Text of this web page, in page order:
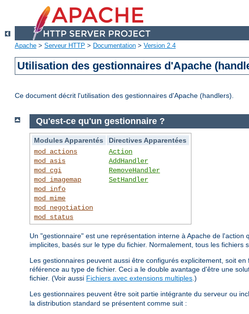
Apache > Serveur HTTP > Documentation > Version 2.4
Utilisation des gestionnaires d'Apache
Ce document décrit l'utilisation des gestionnaires d'Apache (handlers).
Qu'est-ce qu'un gestionnaire ?
Modules Apparentés
Directives Apparentées
mod_actions
mod_asis
mod_cgi
mod_imagemap
mod_info
mod_mime
mod_negotiation
mod_status
Action
AddHandler
RemoveHandler
SetHandler
Un "gestionnaire" est une représentation interne à Apache de
implicites, basés sur le type du fichier. Normalement, tous les
Les gestionnaires peuvent aussi être configurés explicitement, soit
référence au type de fichier. Ceci a le double avantage d'être une
fichier. (Voir aussi Fichiers avec extensions multiples .)
Les gestionnaires peuvent être soit partie intégrante du serveur ou
la distribution standard se présentent comme suit :